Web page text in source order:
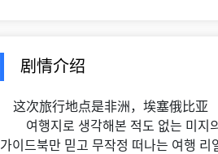
剧情介绍
这次旅行地点是非洲，埃塞俄比亚
여행지로 생각해본 적도 없는 미지
가이드북만 믿고 무작정 떠나는 여행 리